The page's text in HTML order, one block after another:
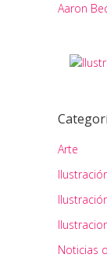
Aaron
Arte
Noticias